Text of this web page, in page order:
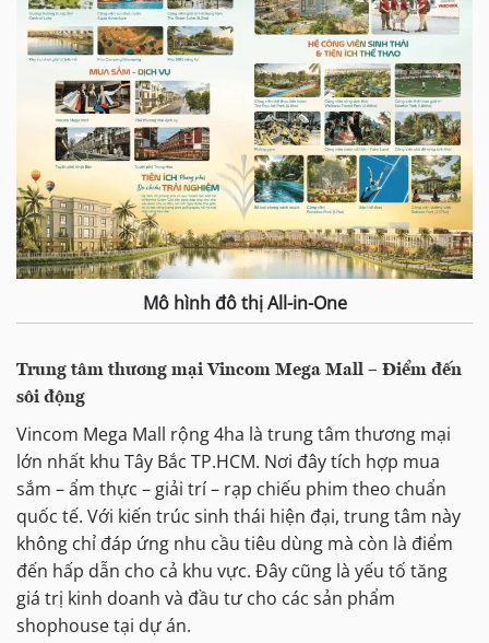
Mô hình đô thị All-in-One
Trung tâm thương mại Vincom Mega Mall – Điểm đến
sôi động
Vincom Mega Mall rộng 4ha là trung tâm thương mại
lớn nhất khu Tây Bắc TP.HCM. Nơi đây tích hợp mua
sắm – ẩm thực – giải trí – rạp chiếu phim theo chuẩn
quốc tế. Với kiến trúc sinh thái hiện đại, trung tâm này
không chỉ đáp ứng nhu cầu tiêu dùng mà còn là điểm
đến hấp dẫn cho cả khu vực. Đây cũng là yếu tố tăng
giá trị kinh doanh và đầu tư cho các sản phẩm
shophouse tại dự án.